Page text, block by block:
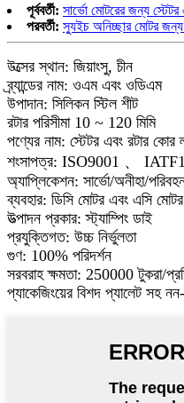
পূর্ববর্তী: সার্ভো মোটরের জন্য স্টেটর
পরবর্তী: স্যুইচ অনিচ্ছার মোটর
উত্সের স্থান: জিয়াংসু, চীন
ব্র্যান্ডের নাম: ওএম এবং ওডিএম
উপাদান: সিলিকন স্টিল শীট
রটার পরিসীমা 10 ~ 120 মিমি
পণ্যের নাম: স্টেটর এবং রটার কোর
শংসাপত্র: ISO9001 、
অ্যাপ্লিকেশন: সার্ভো/অনীহা/
ব্যবহার: ডিসি মোটর এবং এসি মোটর
উত্পাদন প্রকার: স্ট্যাম্পিং ডাই
প্রযুক্তিগত: উচ্চ নির্ভুলতা
গুণ: 100% পরিদর্শন
সরবরাহ ক্ষমতা: 250000 টুকরা/
প্যাকেজিংয়ের বিশদ প্যালেট সহ